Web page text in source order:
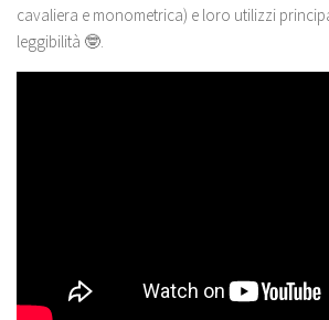
cavaliera e monometrica) e loro utilizzi
leggibilità 🤓.